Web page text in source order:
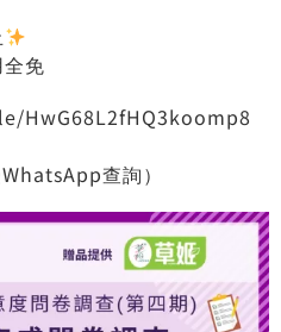
免
HwG68L2fHQ3koomp8
查詢）